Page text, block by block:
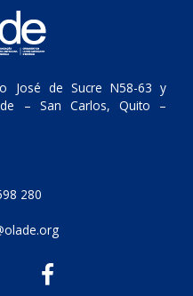
José de Sucre N58-63 y
– San Carlos, Quito –
280